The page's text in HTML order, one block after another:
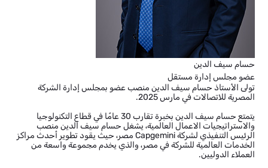
حسام سيف الدين
عضو مجلس إدارة مستقل
تولى الأستاذ حسام سيف الدين منصب عضو بمجلس إدارة الشركة
المصرية للاتصالات في مارس 2025.
يتمتع حسام سيف الدين بخبرة تقارب 30 عامًا في قطاع التكنولوجيا
والاستراتيجيات الاعمال العالمية، يشغل حسام سيف الدين منصب
الرئيس التنفيذي لشركة Capgemini مصر، حيث يقود تطوير أحدث مراكز
الخدمات العالمية للشركة في مصر، والذي يخدم مجموعة واسعة من
العملاء الدوليين.